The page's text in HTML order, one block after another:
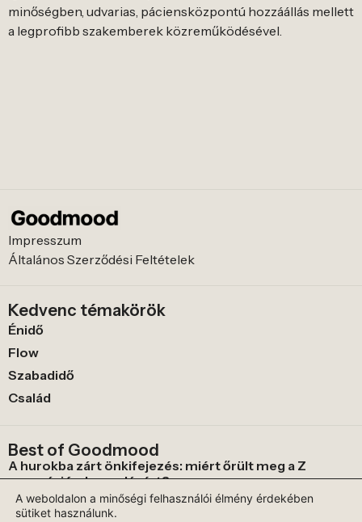
minőségben, udvarias, páciensközpontú hozzáállás mellett
a legprofibb szakemberek közreműködésével.
Impresszum
Általános Szerződési Feltételek
Kedvenc témakörök
Énidő
Flow
Szabadidő
Család
Best of Goodmood
A hurokba zárt önkifejezés: miért őrült meg a Z
generáció a horgolásért?
Mi a boldog és kiegyensúlyozott gyerekkor titka?
A weboldalon a minőségi felhasználói élmény érdekében
sütiket használunk.